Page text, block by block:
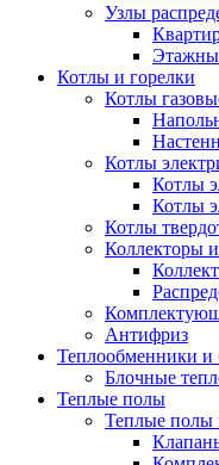
Узлы
Котлы и горелки
Котлы
Котлы
Котлы
Котлы
Котлы
Коллекторы
Антифриз
Теплообменники и
Блочные
Теплые полы
Теплые полы